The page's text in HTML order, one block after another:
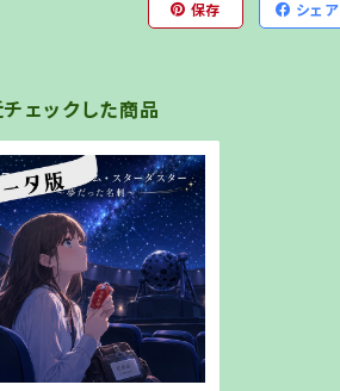
保存 シェア
ェックした商品